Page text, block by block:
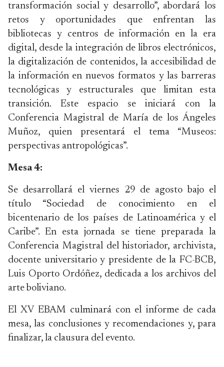
transformación social y desarrollo”, abordará los
retos y oportunidades que enfrentan las
bibliotecas y centros de información en la era
digital, desde la integración de libros electrónicos,
la digitalización de contenidos, la accesibilidad de
la información en nuevos formatos y las barreras
tecnológicas y estructurales que limitan esta
transición. Este espacio se iniciará con la
Conferencia Magistral de María de los Ángeles
Muñoz, quien presentará el tema “Museos:
perspectivas antropológicas”.
Mesa 4:
Se desarrollará el viernes 29 de agosto bajo el
título “Sociedad de conocimiento en el
bicentenario de los países de Latinoamérica y el
Caribe”. En esta jornada se tiene preparada la
Conferencia Magistral del historiador, archivista,
docente universitario y presidente de la FC-BCB,
Luis Oporto Ordóñez, dedicada a los archivos del
arte boliviano.
El XV EBAM culminará con el informe de cada
mesa, las conclusiones y recomendaciones y, para
finalizar, la clausura del evento.